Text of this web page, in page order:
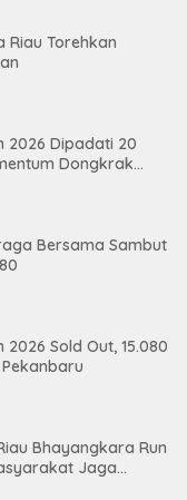
Riau Torehkan
2026 Dipadati 20
Dongkrak
Bersama Sambut
Sold Out, 15.080
Bhayangkara Run
Jaga